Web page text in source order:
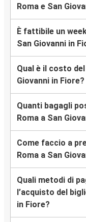
Roma e San
È fattibile un
San Giovanni in
Qual è il costo
Giovanni in Fiore?
Quanti bagagli
Roma a San
Come faccio a
Roma a San
Quali metodi di
l’acquisto del
in Fiore?